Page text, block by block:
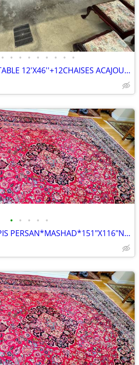
• • • • • • • • •
EXQUISE/RARE SET TABLE 12'X46''+12CHAISES ACAJOU MASSIF CHIPPENDALE
• • • • •
**EXQUIS*RARE TAPIS PERSAN*MASHAD*151"X116"NOUE MAIN PURE LAINE VIERGE